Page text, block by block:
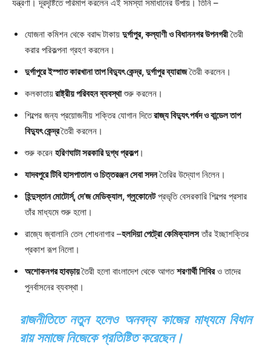
যন্ত্রণা। দূরদৃষ্টিতে পরিমাপ করলেন এই সমস্যা সমাধানের উপায়। তিনি –
যোজনা কমিশন থেকে বরাদ্দ টাকায় দুর্গাপুর, কল্যাণী ও বিধাননগর উপনগরীতৈরী
করার পরিকল্পনা গ্রহণ করলেন।
দুর্গাপুরে ইস্পাত কারখানা তাপ বিদ্যুৎ কেন্দ্র, দুর্গাপুর ব্যারাজতৈরী করলেন।
কলকাতায়রাষ্ট্রীয় পরিবহন ব্যবস্থাশুরু করলেন।
শিল্পের জন্য প্রয়োজনীয় শক্তির যোগান দিতেরাজ্য বিদ্যুৎ পর্ষদ ও বান্ডেল তাপ
বিদ্যুৎ কেন্দ্রতৈরী করলেন।
শুরু করেন হরিণঘাটা সরকারি দুগ্ধ প্রকল্প।
যাদবপুরে টিবি হাসপাতাল ও চিত্তরঞ্জন সেবা সদনতৈরির উদ্যোগ নিলেন।
হিন্দুস্তান মোটোর্স্, দে’জ মেডিক্যাল, গ্লুকোনেটপ্রভৃতি বেসরকারি শিল্পের প্রসার
তাঁর মাধ্যমে শুরু হলো।
রাজ্যে জ্বালানি তেল শোধনাগার –হলদিয়া পেট্রো কেমিক্যালসতাঁর ইচ্ছাশক্তির
প্রকাশ রূপ নিলো।
অশোকনগর হাবড়ায়তৈরী হলো বাংলাদেশ থেকে আগতশরণার্থী শিবিরও তাদের
পুনর্বাসনের ব্যবস্থা।
রাজনীতিতে নতুন হলেও অনবদ্য কাজের মাধ্যমে বিধান
রায় সমাজে নিজেকে প্রতিষ্টিত করেছেন।